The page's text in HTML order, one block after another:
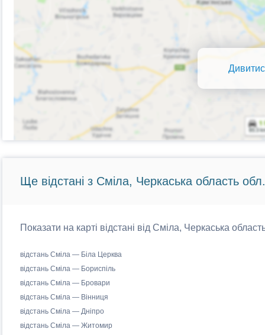
Ще відстані з Сміла, Черкаська область обл.
Показати на карті відстані від Сміла, Черкаська
відстань Сміла — Біла Церква
відстань Сміла — Бориспіль
відстань Сміла — Бровари
відстань Сміла — Вінниця
відстань Сміла — Дніпро
відстань Сміла — Житомир